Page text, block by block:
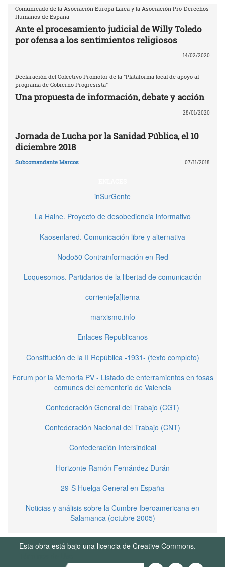
Comunicado de la Asociación Europa Laica y la Asociación Pro-Derechos
Humanos de España
Ante el procesamiento judicial de Willy Toledo
por ofensa a los sentimientos religiosos
14/02/2020
Declaración del Colectivo Promotor de la "Plataforma local de apoyo al
programa de Gobierno Progresista"
Una propuesta de información, debate y acción
28/01/2020
Jornada de Lucha por la Sanidad Pública, el 10
diciembre 2018
Subcomandante Marcos 07/11/2018
inSurGente
La Haine. Proyecto de desobediencia informativo
Kaosenlared. Comunicación libre y alternativa
Nodo50 Contrainformación en Red
Loquesomos. Partidarios de la libertad de comunicación
corriente[a]lterna
marxismo.info
Enlaces Republicanos
Constitución de la II República -1931- (texto completo)
Forum por la Memoria PV - Listado de enterramientos en fosas
comunes del cementerio de Valencia
Confederación General del Trabajo (CGT)
Confederación Nacional del Trabajo (CNT)
Confederación Intersindical
Horizonte Ramón Fernández Durán
29-S Huelga General en España
Noticias y análisis sobre la Cumbre Iberoamericana en
Salamanca (octubre 2005)
Esta obra está bajo una licencia de Creative Commons.